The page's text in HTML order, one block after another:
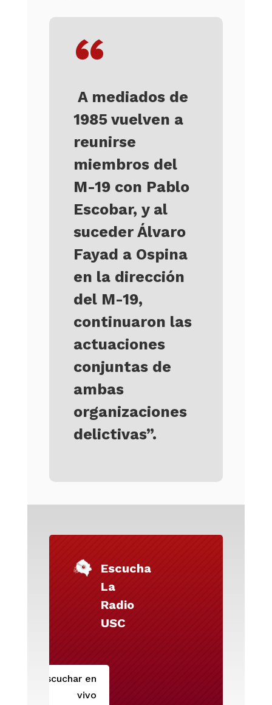
“
A mediados de
1985 vuelven a
reunirse
miembros del
M-19 con Pablo
Escobar, y al
suceder Álvaro
Fayad a Ospina
en la dirección
del M-19,
continuaron las
actuaciones
conjuntas de
ambas
organizaciones
delictivas”.
Escucha
La
Radio
USC
Escuchar en
vivo